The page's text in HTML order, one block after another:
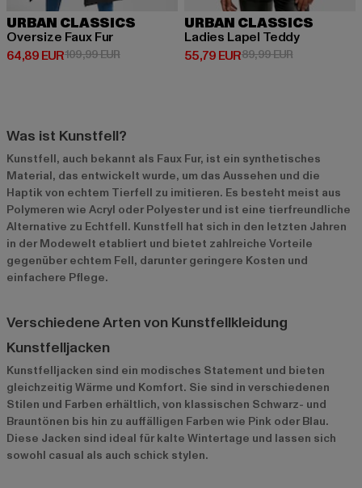
URBAN CLASSICS
Oversize Faux Fur
64,89 EUR
Derzeitiger Preis: 64,89 EUR
109,99 EURAktionspreis: 109,99 EUR
URBAN CLASSICS
Ladies Lapel Teddy
55,79 EUR
Derzeitiger Preis: 55,79 EUR
89,99 EURAktionspreis:
Was ist Kunstfell?
Kunstfell, auch bekannt als Faux Fur, ist ein synthetisches
Material, das entwickelt wurde, um das Aussehen und die
Haptik von echtem Tierfell zu imitieren. Es besteht meist aus
Polymeren wie Acryl oder Polyester und ist eine tierfreundliche
Alternative zu Echtfell. Kunstfell hat sich in den letzten Jahren
in der Modewelt etabliert und bietet zahlreiche Vorteile
gegenüber echtem Fell, darunter geringere Kosten und
einfachere Pflege.
Verschiedene Arten von Kunstfellkleidung
Kunstfelljacken
Kunstfelljacken sind ein modisches Statement und bieten
gleichzeitig Wärme und Komfort. Sie sind in verschiedenen
Stilen und Farben erhältlich, von klassischen Schwarz- und
Brauntönen bis hin zu auffälligen Farben wie Pink oder Blau.
Diese Jacken sind ideal für kalte Wintertage und lassen sich
sowohl casual als auch schick stylen.